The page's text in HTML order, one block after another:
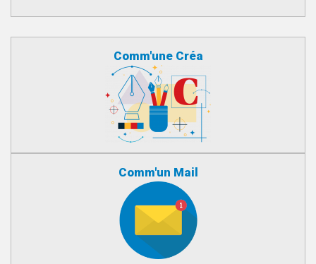
Comm'une Créa
Comm'un Mail